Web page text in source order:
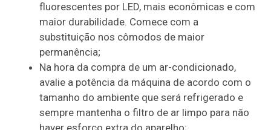
fluorescentes por LED, mais econômicas e com
maior durabilidade. Comece com a
substituição nos cômodos de maior
permanência;
Na hora da compra de um ar-condicionado,
avalie a potência da máquina de acordo com o
tamanho do ambiente que será refrigerado e
sempre mantenha o filtro de ar limpo para não